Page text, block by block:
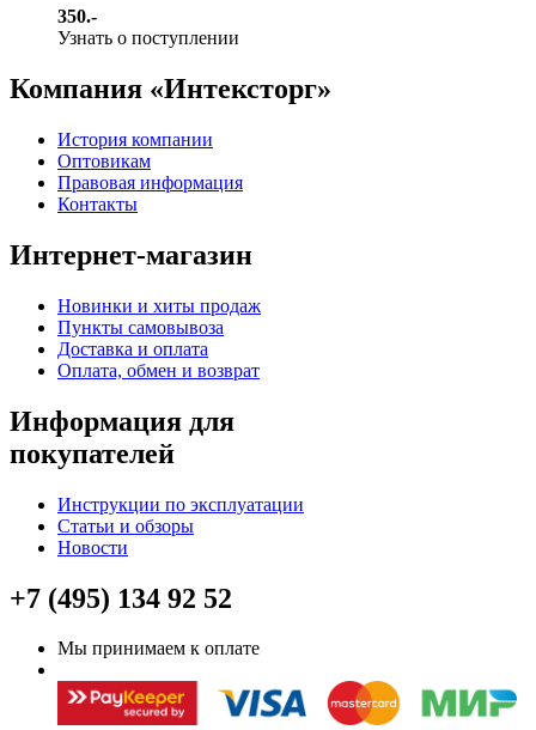
350.-
Узнать о поступлении
Компания «Интексторг»
История компании
Оптовикам
Правовая информация
Контакты
Интернет-магазин
Новинки и хиты продаж
Пункты самовывоза
Доставка и оплата
Оплата, обмен и возврат
Информация для
покупателей
Инструкции по эксплуатации
Статьи и обзоры
Новости
+7 (495) 134 92 52
Мы принимаем к оплате